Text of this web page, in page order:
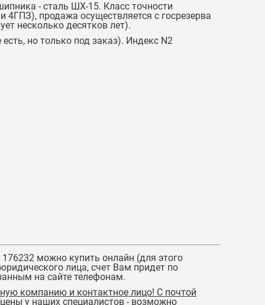
- сталь ШХ-15. Класс точности
продажа осуществляется с госрезерва
несколько десятков лет).
но только под заказ). Индекс N2
можно купить онлайн (для этого
лица, счет Вам придет по
на сайте телефонам.
компанию и контактное лицо! С почтой
у наших специалистов - возможно